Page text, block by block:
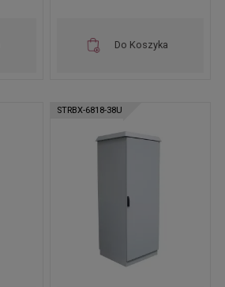
Do Koszyka
STRBX-6818-38U